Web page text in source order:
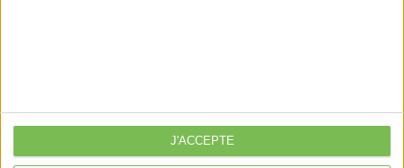
J'ACCEPTE
À la une
Violette la comptable